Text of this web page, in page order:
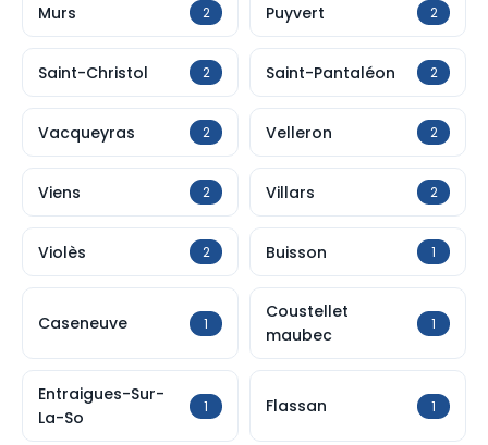
Murs 2 Puyvert 2
Saint-Christol 2 Saint-Pantaléon 2
Vacqueyras 2 Velleron 2
Viens 2 Villars 2
Violès 2 Buisson 1
Caseneuve 1
Coustellet
maubec
1
Entraigues-Sur-
La-So
1 Flassan 1